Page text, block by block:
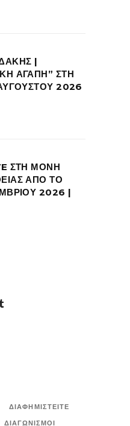
|
ΑΓΑΠΗ” ΣΤΗ
2026
ΣΤΗ ΜΟΝΗ
ΑΠΟ ΤΟ
2026 |
ΔΙΑΦΗΜΙΣΤΕΙΤΕ
ΔΙΑΓΩΝΙΣΜΟΙ